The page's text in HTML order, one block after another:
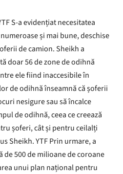
S-a evidențiat necesitatea
și mai bune, deschise
de camion. Sheikh a
doar 56 de zone de odihnă
ele fiind inaccesibile în
de odihnă înseamnă că șoferii
nesigure sau să încalce
de odihnă, ceea ce creează
șoferi, cât și pentru ceilalți
Sheikh. YTF Prin urmare, a
de 500 de milioane de coroane
unui plan național pentru